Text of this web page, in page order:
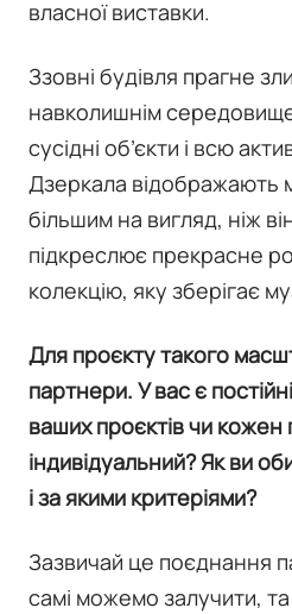
власної виставки.
Ззовні будівля прагне
навколишнім
сусідні об’єкти і всю
Дзеркала відображають
більшим на вигляд, ніж
підкреслює прекрасне
колекцію, яку зберігає
Для проєкту такого
партнери. У вас є
ваших проєктів чи кожен
індивідуальний? Як ви
і за якими критеріями?
Зазвичай це поєднання
самі можемо залучити,